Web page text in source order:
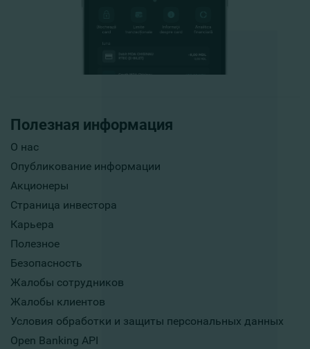
Полезная информация
О нас
Опубликование информации
Акционеры
Страница инвестора
Карьера
Полезное
Безопасность
Жалобы сотрудников
Жалобы клиентов
Условия обработки и защиты персональных данных
Open Banking API